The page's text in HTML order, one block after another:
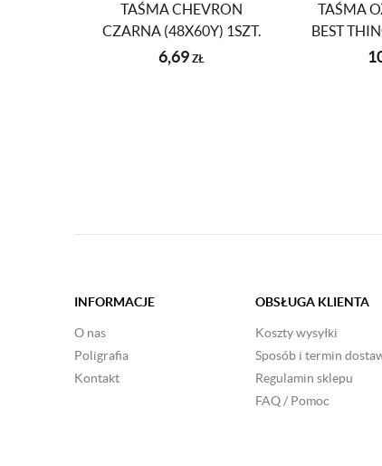
TAŚMA CHEVRON
CZARNA (48X60Y) 1SZT.
6,69 ZŁ
TAŚMA
BEST
(48 X
INFORMACJE
O nas
Poligrafia
Kontakt
OBSŁUGA KLIENTA
Koszty wysyłki
Sposób i termin
Regulamin sklepu
FAQ / Pomoc